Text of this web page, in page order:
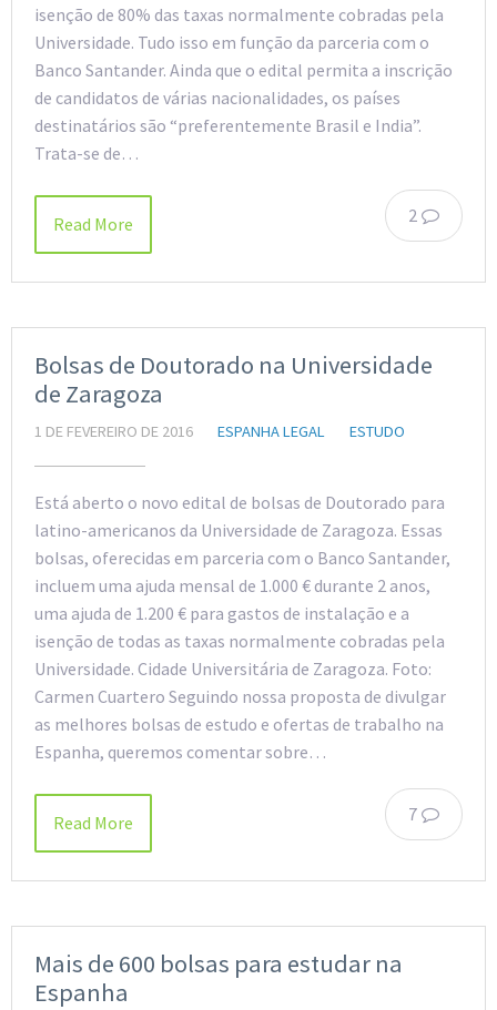
isenção de 80% das taxas normalmente cobradas pela
Universidade. Tudo isso em função da parceria com o
Banco Santander. Ainda que o edital permita a inscrição
de candidatos de várias nacionalidades, os países
destinatários são “preferentemente Brasil e India”.
Trata-se de…
2
Read More
Bolsas de Doutorado na Universidade
de Zaragoza
1 DE FEVEREIRO DE 2016 ESPANHA LEGAL ESTUDO
Está aberto o novo edital de bolsas de Doutorado para
latino-americanos da Universidade de Zaragoza. Essas
bolsas, oferecidas em parceria com o Banco Santander,
incluem uma ajuda mensal de 1.000 € durante 2 anos,
uma ajuda de 1.200 € para gastos de instalação e a
isenção de todas as taxas normalmente cobradas pela
Universidade. Cidade Universitária de Zaragoza. Foto:
Carmen Cuartero Seguindo nossa proposta de divulgar
as melhores bolsas de estudo e ofertas de trabalho na
Espanha, queremos comentar sobre…
7
Read More
Mais de 600 bolsas para estudar na
Espanha